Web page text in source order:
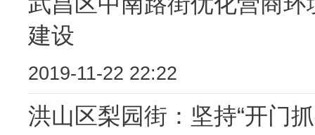
建设
2019-11-22 22:22
洪山区梨园街：坚持“开门